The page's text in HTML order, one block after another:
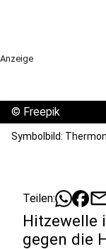
Anzeige
© Freepik
Symbolbild:
Teilen:
Hitzewelle
gegen die